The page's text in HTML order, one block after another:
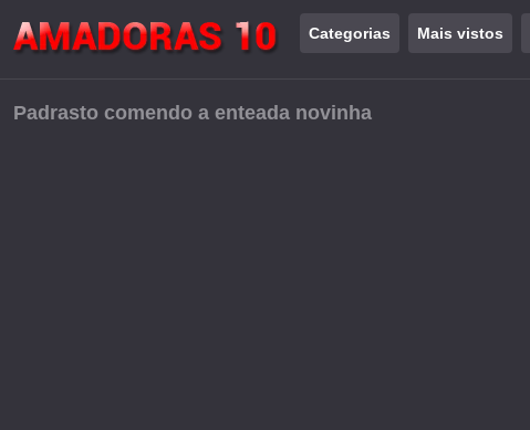
Categorias Mais vistos
Padrasto comendo a enteada novinha